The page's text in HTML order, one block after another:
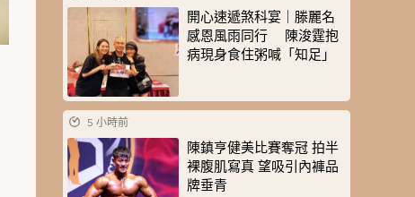
開心速遞煞科宴｜滕麗名
感恩風雨同行 陳浚霆抱
病現身食住粥喊「知足」
5 小時前
陳鎮亨健美比賽奪冠 拍半
裸腹肌寫真 望吸引內褲品
牌垂青